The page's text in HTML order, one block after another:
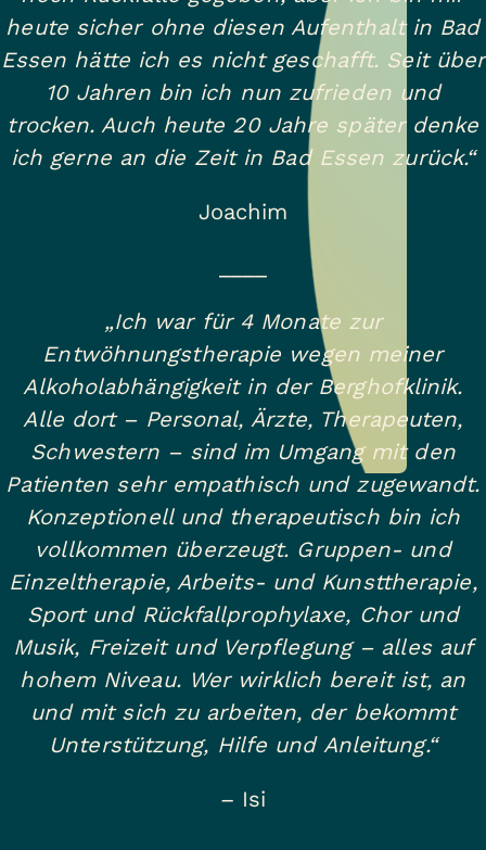
heute sicher ohne diesen Aufenthalt in Bad
Essen hätte ich es nicht geschafft. Seit über
10 Jahren bin ich nun zufrieden und
trocken. Auch heute 20 Jahre später denke
ich gerne an die Zeit in Bad Essen zurück.“
Joachim
„Ich war für 4 Monate zur
Entwöhnungstherapie wegen meiner
Alkoholabhängigkeit in der Berghofklinik.
Alle dort – Personal, Ärzte, Therapeuten,
Schwestern – sind im Umgang mit den
Patienten sehr empathisch und zugewandt.
Konzeptionell und therapeutisch bin ich
vollkommen überzeugt. Gruppen- und
Einzeltherapie, Arbeits- und Kunsttherapie,
Sport und Rückfallprophylaxe, Chor und
Musik, Freizeit und Verpflegung – alles auf
hohem Niveau. Wer wirklich bereit ist, an
und mit sich zu arbeiten, der bekommt
Unterstützung, Hilfe und Anleitung.“
– Isi